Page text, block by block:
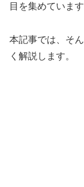
目を集めています
本記事では、そ
く解説します。